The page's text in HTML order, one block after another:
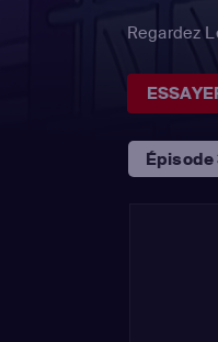
Regardez
Épisode